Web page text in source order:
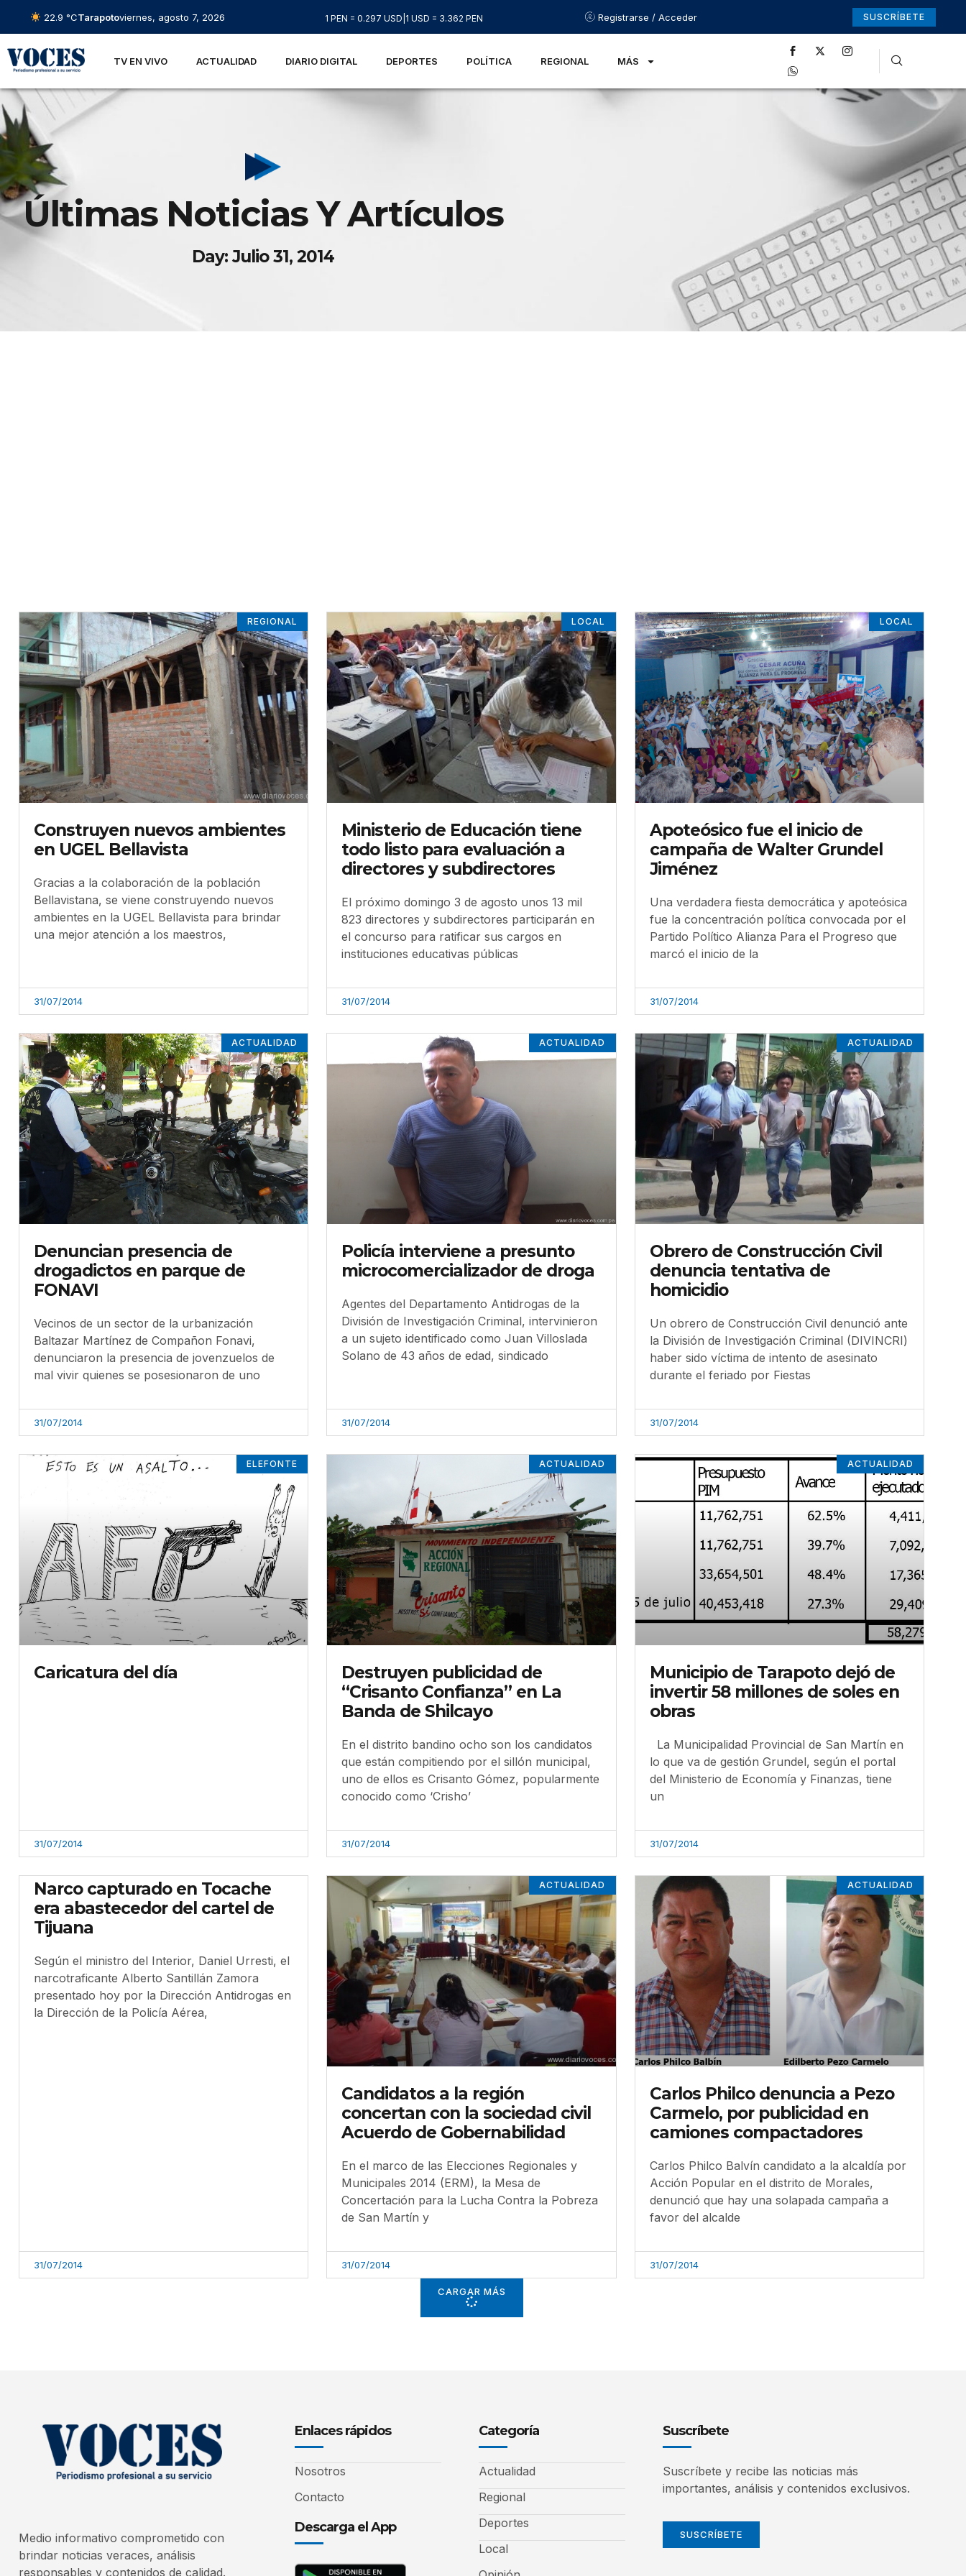
22.9 °CTarapotoviernes, agosto 7, 2026 1 PEN = 0.297 USD 1 USD = 3.362 PEN Registrarse / Acceder SUSCRÍBETE
TV EN VIVO ACTUALIDAD DIARIO DIGITAL DEPORTES POLÍTICA REGIONAL MÁS
Últimas Noticias Y Artículos
Day: Julio 31, 2014
REGIONAL
Construyen nuevos ambientes
en UGEL Bellavista
Gracias a la colaboración de la población
Bellavistana, se viene construyendo nuevos
ambientes en la UGEL Bellavista para brindar
una mejor atención a los maestros,
31/07/2014
LOCAL
Ministerio de Educación tiene
todo listo para evaluación a
directores y subdirectores
El próximo domingo 3 de agosto unos 13 mil
823 directores y subdirectores participarán en
el concurso para ratificar sus cargos en
instituciones educativas públicas
31/07/2014
LOCAL
Apoteósico fue el inicio de
campaña de Walter Grundel
Jiménez
Una verdadera fiesta democrática y apoteósica
fue la concentración política convocada por el
Partido Político Alianza Para el Progreso que
marcó el inicio de la
31/07/2014
ACTUALIDAD
Denuncian presencia de
drogadictos en parque de
FONAVI
Vecinos de un sector de la urbanización
Baltazar Martínez de Compañon Fonavi,
denunciaron la presencia de jovenzuelos de
mal vivir quienes se posesionaron de uno
31/07/2014
ACTUALIDAD
Policía interviene a presunto
microcomercializador de droga
Agentes del Departamento Antidrogas de la
División de Investigación Criminal, intervinieron
a un sujeto identificado como Juan Villoslada
Solano de 43 años de edad, sindicado
31/07/2014
ACTUALIDAD
Obrero de Construcción Civil
denuncia tentativa de
homicidio
Un obrero de Construcción Civil denunció ante
la División de Investigación Criminal (DIVINCRI)
haber sido víctima de intento de asesinato
durante el feriado por Fiestas
31/07/2014
ELEFONTE
Caricatura del día
31/07/2014
ACTUALIDAD
Destruyen publicidad de
“Crisanto Confianza” en La
Banda de Shilcayo
En el distrito bandino ocho son los candidatos
que están compitiendo por el sillón municipal,
uno de ellos es Crisanto Gómez, popularmente
conocido como ‘Crisho’
31/07/2014
ACTUALIDAD
Municipio de Tarapoto dejó de
invertir 58 millones de soles en
obras
La Municipalidad Provincial de San Martín en
lo que va de gestión Grundel, según el portal
del Ministerio de Economía y Finanzas, tiene
un
31/07/2014
Narco capturado en Tocache
era abastecedor del cartel de
Tijuana
Según el ministro del Interior, Daniel Urresti, el
narcotraficante Alberto Santillán Zamora
presentado hoy por la Dirección Antidrogas en
la Dirección de la Policía Aérea,
31/07/2014
ACTUALIDAD
Candidatos a la región
concertan con la sociedad civil
Acuerdo de Gobernabilidad
En el marco de las Elecciones Regionales y
Municipales 2014 (ERM), la Mesa de
Concertación para la Lucha Contra la Pobreza
de San Martín y
31/07/2014
ACTUALIDAD
Carlos Philco denuncia a Pezo
Carmelo, por publicidad en
camiones compactadores
Carlos Philco Balvín candidato a la alcaldía por
Acción Popular en el distrito de Morales,
denunció que hay una solapada campaña a
favor del alcalde
31/07/2014
CARGAR MÁS
Medio informativo comprometido con
brindar noticias veraces, análisis
responsables y contenidos de calidad.
Enlaces rápidos
Nosotros
Contacto
Descarga el App
Categoría
Actualidad
Regional
Deportes
Local
Suscríbete
Suscríbete y recibe las noticias más
importantes, análisis y contenidos exclusivos.
SUSCRÍBETE